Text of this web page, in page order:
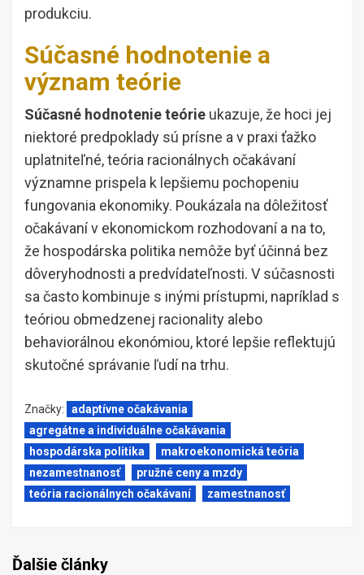
produkciu.
Súčasné hodnotenie a
význam teórie
Súčasné hodnotenie teórie ukazuje, že hoci jej
niektoré predpoklady sú prísne a v praxi ťažko
uplatniteľné, teória racionálnych očakávaní
významne prispela k lepšiemu pochopeniu
fungovania ekonomiky. Poukázala na dôležitosť
očakávaní v ekonomickom rozhodovaní a na to,
že hospodárska politika nemôže byť účinná bez
dôveryhodnosti a predvídateľnosti. V súčasnosti
sa často kombinuje s inými prístupmi, napríklad s
teóriou obmedzenej racionality alebo
behaviorálnou ekonómiou, ktoré lepšie reflektujú
skutočné správanie ľudí na trhu.
Značky:
adaptívne očakávania
agregátne a individuálne očakávania
hospodárska politika
makroekonomická teória
nezamestnanosť
pružné ceny a mzdy
teória racionálnych očakávaní
zamestnanosť
Ďalšie články